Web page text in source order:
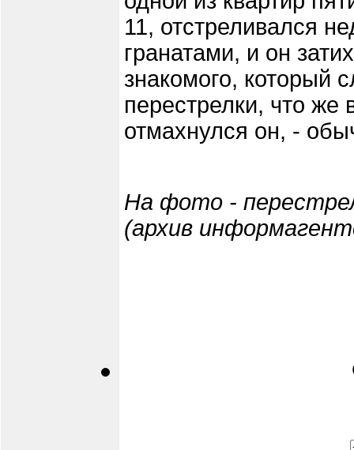
11, отстреливался
гранатами, и он
знакомого, который
перестрелки, что же
отмахнулся он, -
На фото - п
(архив